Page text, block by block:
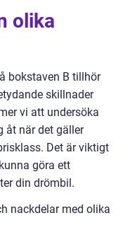
olika
bokstaven B tillhör
skillnader
vi att undersöka
åt när det gäller
Det är viktigt
göra ett
din drömbil.
nackdelar med olika